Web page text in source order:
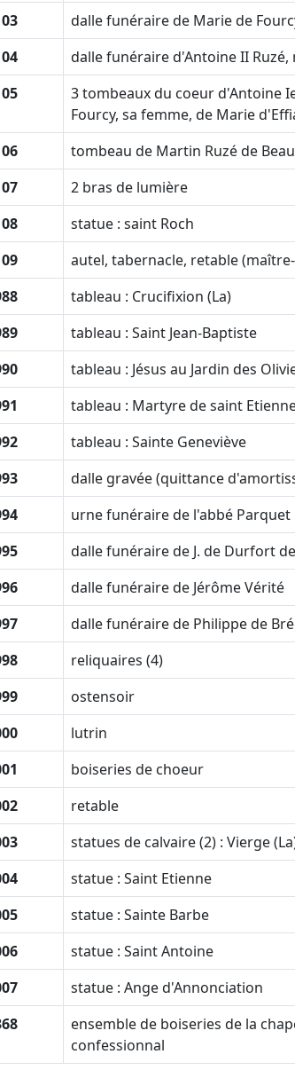
dalle funéraire de Marie de
dalle funéraire d'Antoine II
3 tombeaux du coeur d'Antoine
Fourcy, sa femme, de Marie
tombeau de Martin Ruzé de
2 bras de lumière
statue : saint Roch
autel, tabernacle, retable
tableau : Crucifixion (La)
tableau : Saint Jean-Baptiste
tableau : Jésus au Jardin des
tableau : Martyre de saint
tableau : Sainte Geneviève
dalle gravée (quittance
urne funéraire de l'abbé Parquet
dalle funéraire de J. de Durfort
dalle funéraire de Jérôme Vérité
dalle funéraire de Philippe de
reliquaires (4)
ostensoir
lutrin
boiseries de choeur
retable
statues de calvaire (2) : Vierge
statue : Saint Etienne
statue : Sainte Barbe
statue : Saint Antoine
statue : Ange d'Annonciation
ensemble de boiseries de la
confessionnal